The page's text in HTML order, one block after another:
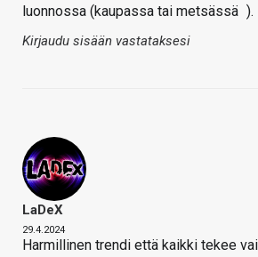
luonnossa (kaupassa tai metsässä ).
Kirjaudu sisään vastataksesi
LaDeX
29.4.2024
Harmillinen trendi että kaikki tekee